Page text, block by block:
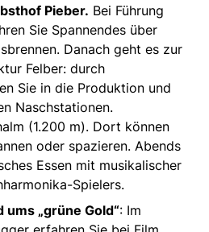
Pieber. Bei Führung
Sie Spannendes über
Danach geht es zur
Felber: durch
Sie in die Produktion und
Naschstationen.
(1.200 m). Dort können
oder spazieren. Abends
Essen mit musikalischer
Spielers.
ums „grüne Gold“: Im